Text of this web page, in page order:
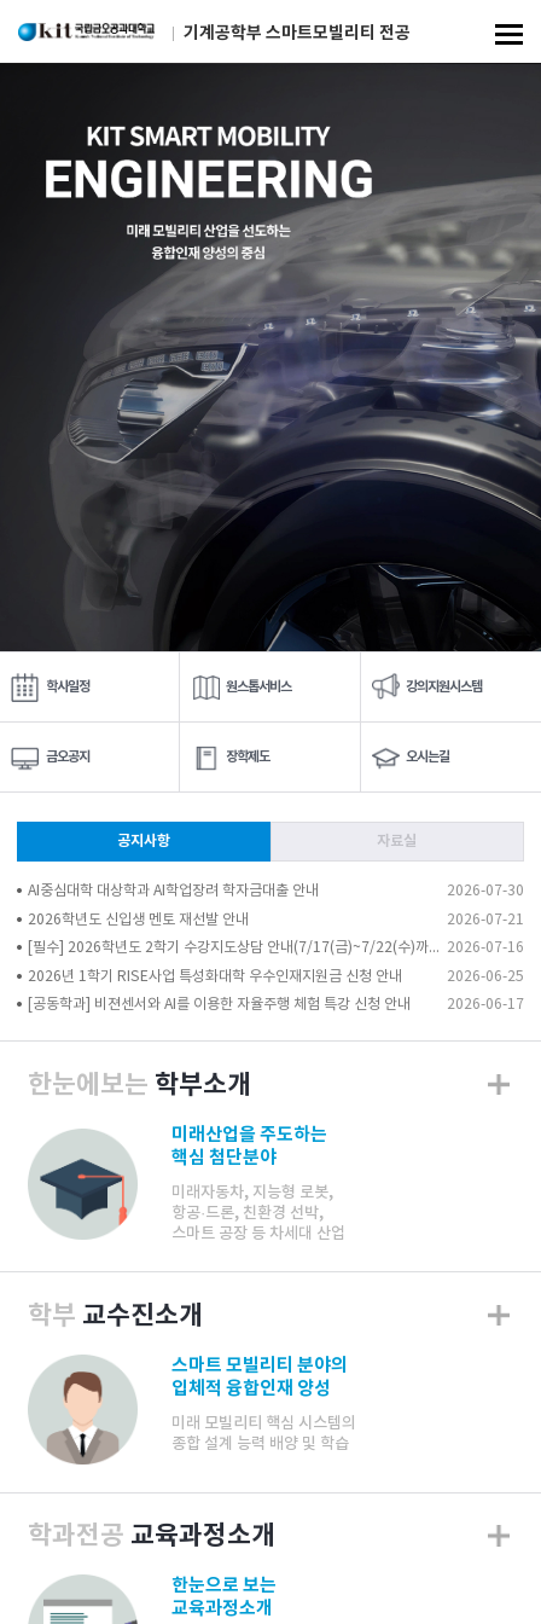
기계공학부 스마트모빌리티 전공
학사일정 원스톱서비스 강의지원시스템
금오공지 장학제도 오시는길
공지사항
AI중심대학 대상학과 AI학업장려 학자금대출 안내
2026-07-30
2026학년도 신입생 멘토 재선발 안내
2026-07-21
[필수] 2026학년도 2학기 수강지도상담 안내(7/17(금)~7/22(수)까지) 2026-07-16
2026년 1학기 RISE사업 특성화대학 우수인재지원금 신청 안내
2026-06-25
[공동학과] 비젼센서와 AI를 이용한 자율주행 체험 특강 신청 안내
2026-06-17
자료실
한눈에보는 학부소개
미래산업을 주도하는
핵심 첨단분야
미래자동차, 지능형 로봇,
항공·드론, 친환경 선박,
스마트 공장 등 차세대 산업
학부 교수진소개
스마트 모빌리티 분야의
입체적 융합인재 양성
미래 모빌리티 핵심 시스템의
종합 설계 능력 배양 및 학습
학과전공 교육과정소개
한눈으로 보는
교육과정소개